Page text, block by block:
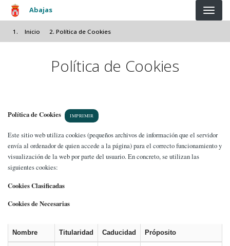
Pasar al contenido principal
Abajas
Inicio Política de Cookies
Política de Cookies
Política de Cookies IMPRIMIR
Este sitio web utiliza cookies (pequeños archivos de información que el servidor
envía al ordenador de quien accede a la página) para el correcto funcionamiento y
visualización de la web por parte del usuario. En concreto, se utilizan las
siguientes cookies:
Cookies Clasificadas
Cookies de Necesarias
Nombre Titularidad Caducidad Próposito